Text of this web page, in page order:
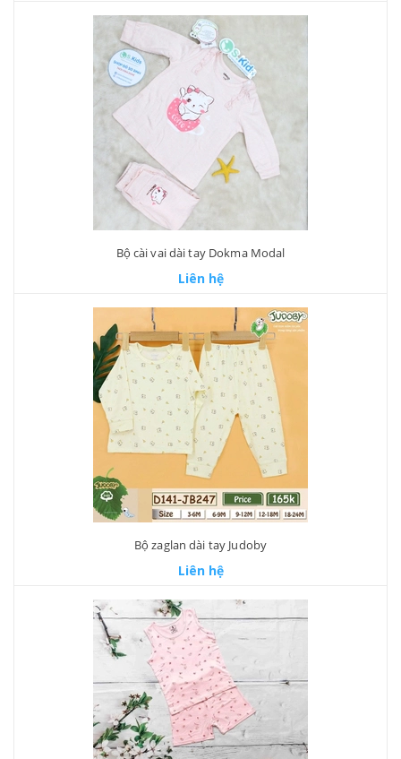
Bộ cài vai dài tay Dokma Modal
Liên hệ
Bộ zaglan dài tay Judoby
Liên hệ